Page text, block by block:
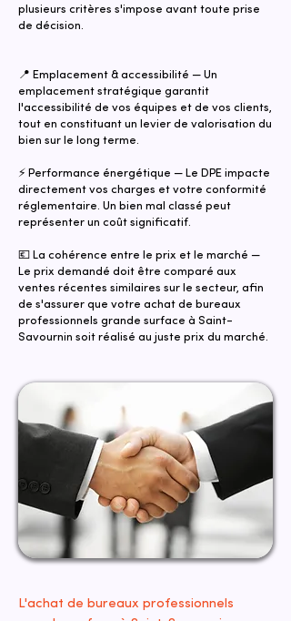
plusieurs critères s'impose avant toute prise
de décision.
📍 Emplacement & accessibilité — Un
emplacement stratégique garantit
l'accessibilité de vos équipes et de vos clients,
tout en constituant un levier de valorisation du
bien sur le long terme.
⚡ Performance énergétique — Le DPE impacte
directement vos charges et votre conformité
réglementaire. Un bien mal classé peut
représenter un coût significatif.
💶 La cohérence entre le prix et le marché —
Le prix demandé doit être comparé aux
ventes récentes similaires sur le secteur, afin
de s'assurer que votre achat de bureaux
professionnels grande surface à Saint-
Savournin soit réalisé au juste prix du marché.
L'achat de bureaux professionnels